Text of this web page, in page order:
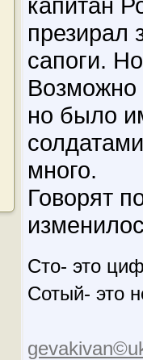
презирал
сапоги.
Возможно
но было
много.
Говорят
Сто- это
Сотый- это